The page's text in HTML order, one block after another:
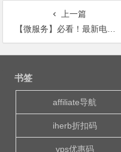
上一篇
【微服务】必看！最新电信网络诈骗防范攻略
文
书签
affiliate导航
iherb折扣码
vps优惠码